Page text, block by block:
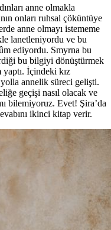
anne olmakla
onları ruhsal çöküntüye
anne olmayı istememe
lanetleniyordu ve bu
ediyordu. Smyrna bu
bu bilgiyi dönüştürmek
yaptı. İçindeki kız
annelik süreci gelişti.
geçişi nasıl olacak ve
bilemiyoruz. Evet! Şira’da
ikinci kitap verir.